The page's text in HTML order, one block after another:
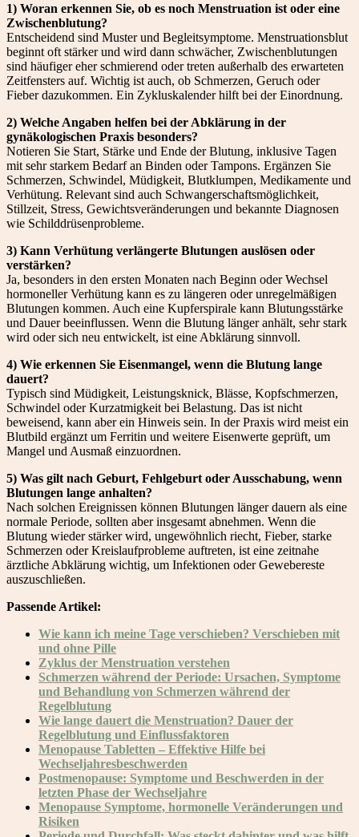
1) Woran erkennen Sie, ob es noch Menstruation ist oder eine
Zwischenblutung?
Entscheidend sind Muster und Begleitsymptome. Menstruationsblut
beginnt oft stärker und wird dann schwächer, Zwischenblutungen
sind häufiger eher schmierend oder treten außerhalb des erwarteten
Zeitfensters auf. Wichtig ist auch, ob Schmerzen, Geruch oder
Fieber dazukommen. Ein Zykluskalender hilft bei der Einordnung.
2) Welche Angaben helfen bei der Abklärung in der
gynäkologischen Praxis besonders?
Notieren Sie Start, Stärke und Ende der Blutung, inklusive Tagen
mit sehr starkem Bedarf an Binden oder Tampons. Ergänzen Sie
Schmerzen, Schwindel, Müdigkeit, Blutklumpen, Medikamente und
Verhütung. Relevant sind auch Schwangerschaftsmöglichkeit,
Stillzeit, Stress, Gewichtsveränderungen und bekannte Diagnosen
wie Schilddrüsenprobleme.
3) Kann Verhütung verlängerte Blutungen auslösen oder
verstärken?
Ja, besonders in den ersten Monaten nach Beginn oder Wechsel
hormoneller Verhütung kann es zu längeren oder unregelmäßigen
Blutungen kommen. Auch eine Kupferspirale kann Blutungsstärke
und Dauer beeinflussen. Wenn die Blutung länger anhält, sehr stark
wird oder sich neu entwickelt, ist eine Abklärung sinnvoll.
4) Wie erkennen Sie Eisenmangel, wenn die Blutung lange
dauert?
Typisch sind Müdigkeit, Leistungsknick, Blässe, Kopfschmerzen,
Schwindel oder Kurzatmigkeit bei Belastung. Das ist nicht
beweisend, kann aber ein Hinweis sein. In der Praxis wird meist ein
Blutbild ergänzt um Ferritin und weitere Eisenwerte geprüft, um
Mangel und Ausmaß einzuordnen.
5) Was gilt nach Geburt, Fehlgeburt oder Ausschabung, wenn
Blutungen lange anhalten?
Nach solchen Ereignissen können Blutungen länger dauern als eine
normale Periode, sollten aber insgesamt abnehmen. Wenn die
Blutung wieder stärker wird, ungewöhnlich riecht, Fieber, starke
Schmerzen oder Kreislaufprobleme auftreten, ist eine zeitnahe
ärztliche Abklärung wichtig, um Infektionen oder Gewebereste
auszuschließen.
Passende Artikel:
Wie kann ich meine Tage verschieben? Verschieben mit
und ohne Pille
Zyklus der Menstruation verstehen
Schmerzen während der Periode: Ursachen, Symptome
und Behandlung von Schmerzen während der
Regelblutung
Wie lange dauert die Menstruation? Dauer der
Regelblutung und Einflussfaktoren
Menopause Tabletten – Effektive Hilfe bei
Wechseljahresbeschwerden
Postmenopause: Symptome und Beschwerden in der
letzten Phase der Wechseljahre
Menopause Symptome, hormonelle Veränderungen und
Risiken